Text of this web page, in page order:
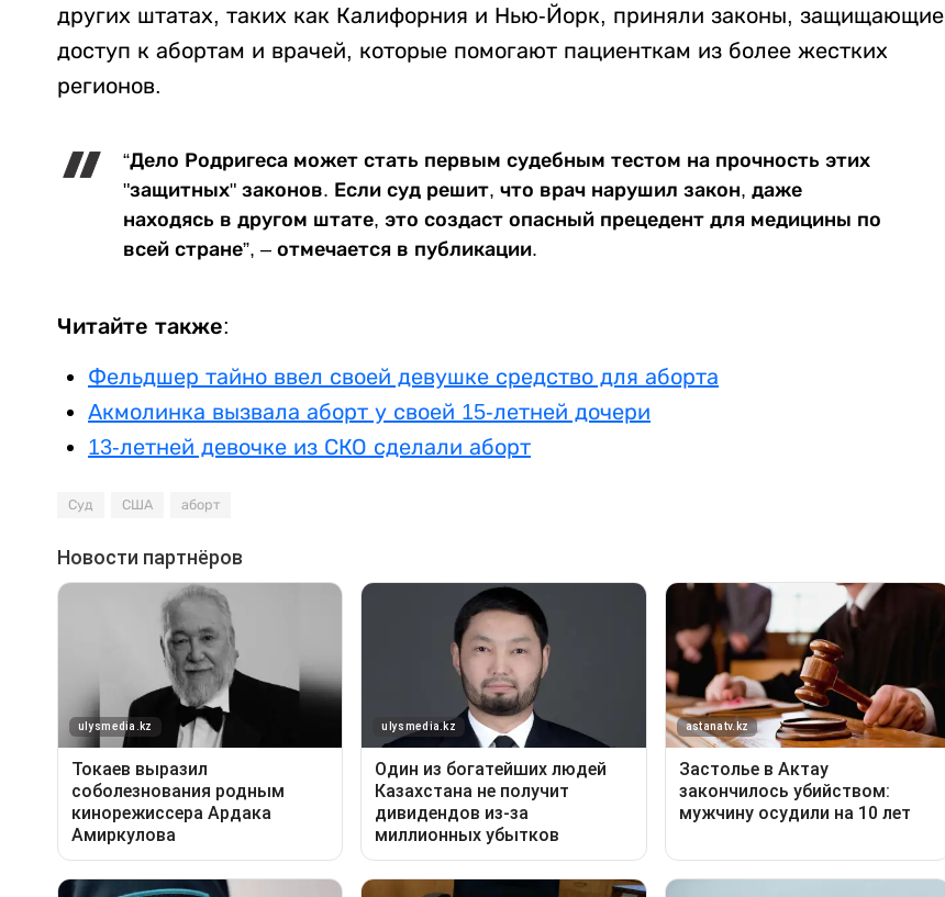
других штатах, таких как Калифорния и Нью-Йорк, приняли законы, защищающие
доступ к абортам и врачей, которые помогают пациенткам из более жестких
регионов.
“Дело Родригеса может стать первым судебным тестом на прочность этих
"защитных" законов. Если суд решит, что врач нарушил закон, даже
находясь в другом штате, это создаст опасный прецедент для медицины по
всей стране”, – отмечается в публикации.
Читайте также:
Фельдшер тайно ввел своей девушке средство для аборта
Акмолинка вызвала аборт у своей 15-летней дочери
13-летней девочке из СКО сделали аборт
Суд США аборт